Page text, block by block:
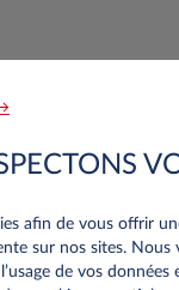
afin de vous offrir
sur nos sites. Nous
de vos données